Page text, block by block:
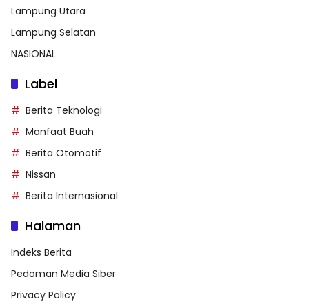
Lampung Utara
Lampung Selatan
NASIONAL
Label
Berita Teknologi
Manfaat Buah
Berita Otomotif
Nissan
Berita Internasional
Halaman
Indeks Berita
Pedoman Media Siber
Privacy Policy